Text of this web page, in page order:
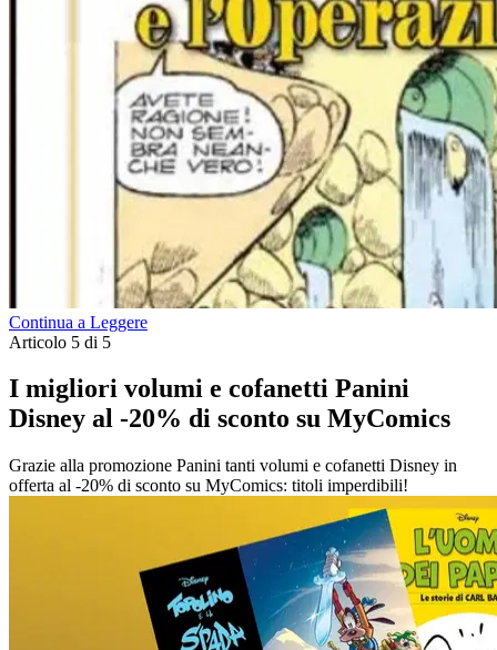
Continua a Leggere
Articolo 5 di 5
I migliori volumi e cofanetti Panini
Disney al -20% di sconto su MyComics
Grazie alla promozione Panini tanti volumi e cofanetti Disney in
offerta al -20% di sconto su MyComics: titoli imperdibili!